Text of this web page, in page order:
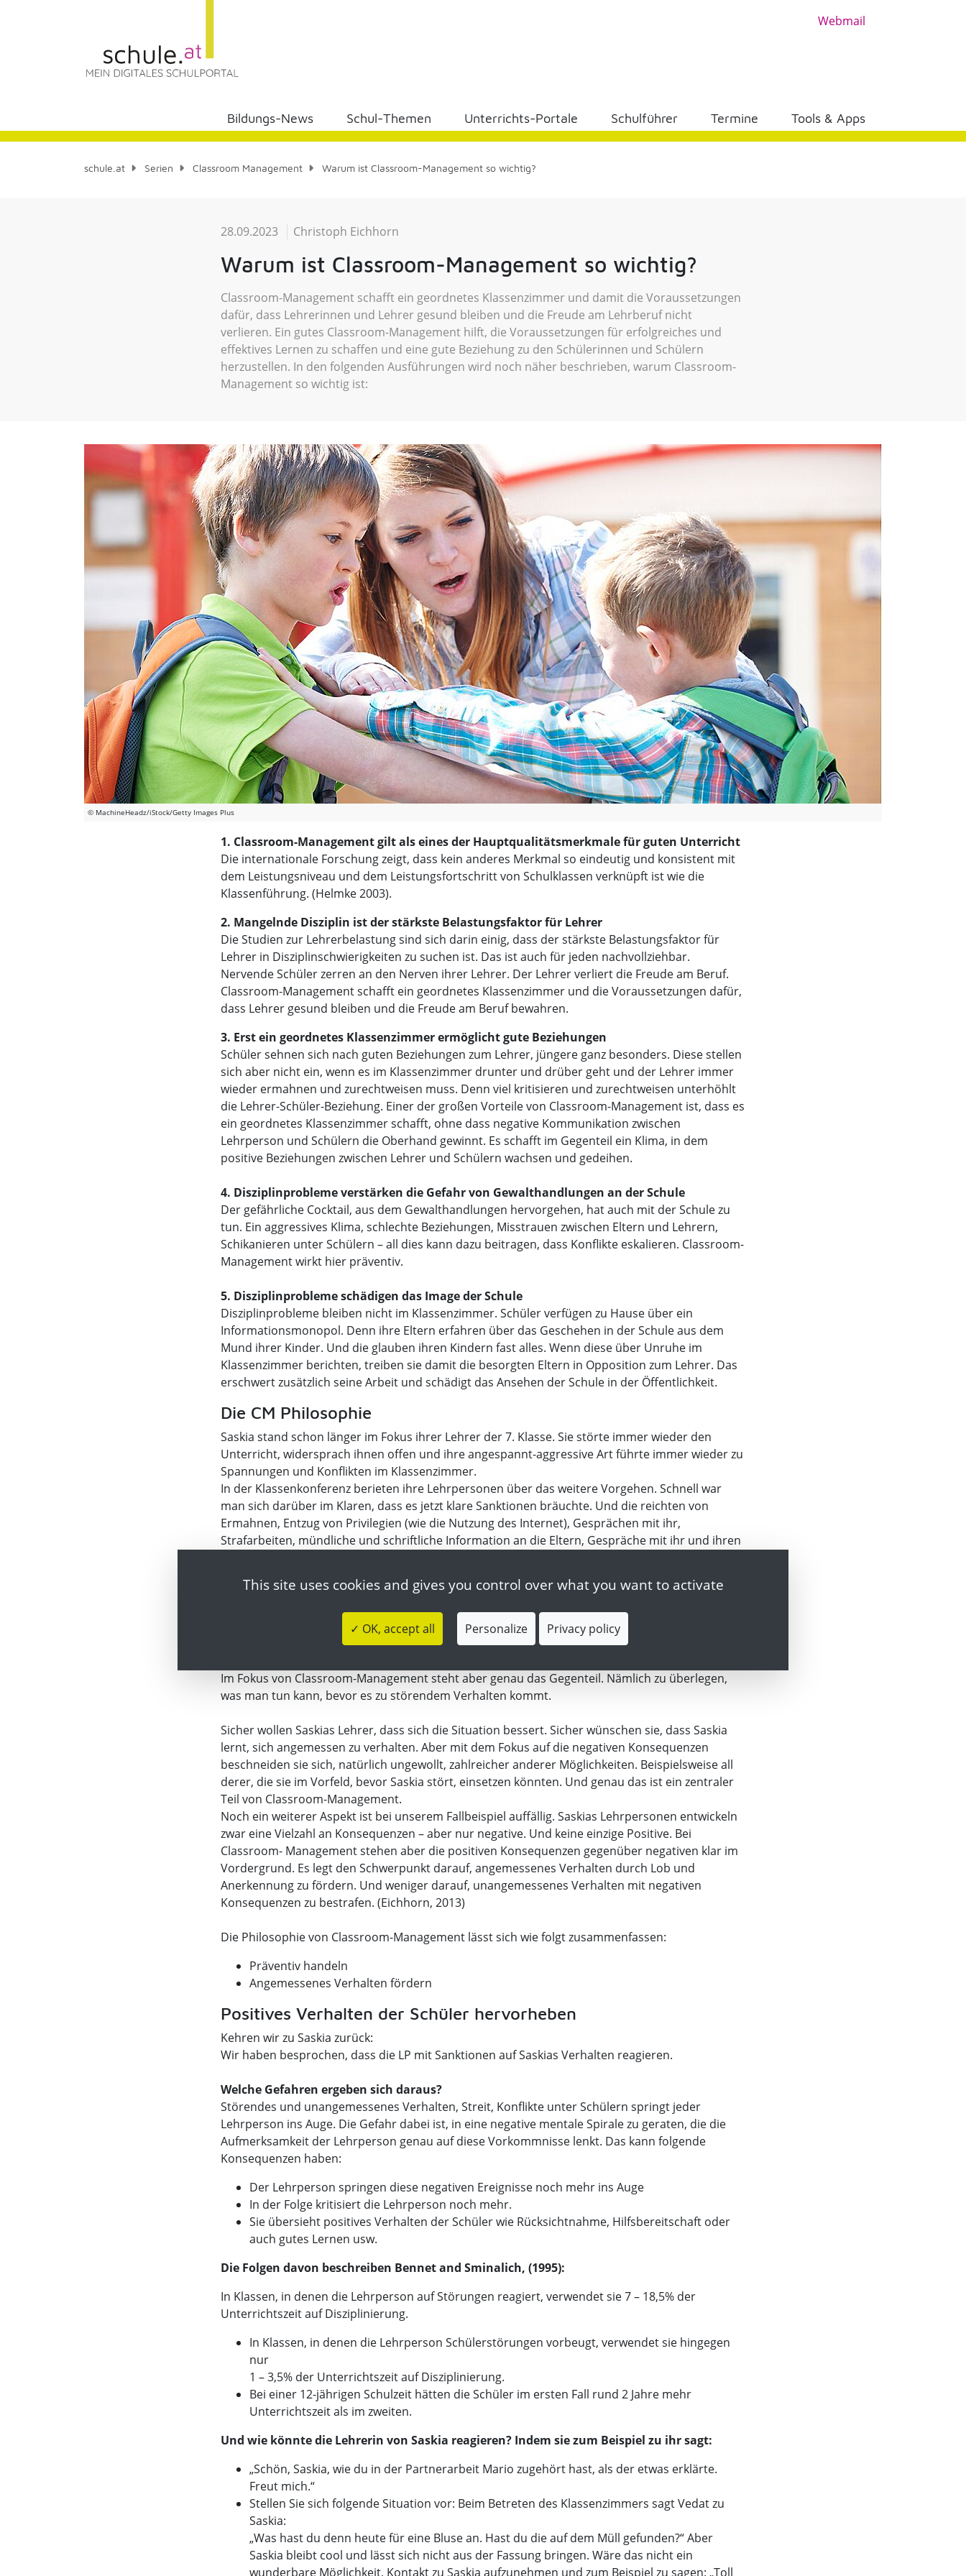
Webmail
Bildungs-News Schul-Themen Unterrichts-Portale Schulführer Termine Tools & Apps
schule.at Serien Classroom Management Warum ist Classroom-Management so wichtig?
28.09.2023 Christoph Eichhorn
Warum ist Classroom-Management so wichtig?
Classroom-Management schafft ein geordnetes Klassenzimmer und damit die Voraussetzungen
dafür, dass Lehrerinnen und Lehrer gesund bleiben und die Freude am Lehrberuf nicht
verlieren. Ein gutes Classroom-Management hilft, die Voraussetzungen für erfolgreiches und
effektives Lernen zu schaffen und eine gute Beziehung zu den Schülerinnen und Schülern
herzustellen. In den folgenden Ausführungen wird noch näher beschrieben, warum Classroom-
Management so wichtig ist:
© MachineHeadz/iStock/Getty Images Plus
1. Classroom-Management gilt als eines der Hauptqualitätsmerkmale für guten Unterricht
Die internationale Forschung zeigt, dass kein anderes Merkmal so eindeutig und konsistent mit
dem Leistungsniveau und dem Leistungsfortschritt von Schulklassen verknüpft ist wie die
Klassenführung. (Helmke 2003).
2. Mangelnde Disziplin ist der stärkste Belastungsfaktor für Lehrer
Die Studien zur Lehrerbelastung sind sich darin einig, dass der stärkste Belastungsfaktor für
Lehrer in Disziplinschwierigkeiten zu suchen ist. Das ist auch für jeden nachvollziehbar.
Nervende Schüler zerren an den Nerven ihrer Lehrer. Der Lehrer verliert die Freude am Beruf.
Classroom-Management schafft ein geordnetes Klassenzimmer und die Voraussetzungen dafür,
dass Lehrer gesund bleiben und die Freude am Beruf bewahren.
3. Erst ein geordnetes Klassenzimmer ermöglicht gute Beziehungen
Schüler sehnen sich nach guten Beziehungen zum Lehrer, jüngere ganz besonders. Diese stellen
sich aber nicht ein, wenn es im Klassenzimmer drunter und drüber geht und der Lehrer immer
wieder ermahnen und zurechtweisen muss. Denn viel kritisieren und zurechtweisen unterhöhlt
die Lehrer-Schüler-Beziehung. Einer der großen Vorteile von Classroom-Management ist, dass es
ein geordnetes Klassenzimmer schafft, ohne dass negative Kommunikation zwischen
Lehrperson und Schülern die Oberhand gewinnt. Es schafft im Gegenteil ein Klima, in dem
positive Beziehungen zwischen Lehrer und Schülern wachsen und gedeihen.
4. Disziplinprobleme verstärken die Gefahr von Gewalthandlungen an der Schule
Der gefährliche Cocktail, aus dem Gewalthandlungen hervorgehen, hat auch mit der Schule zu
tun. Ein aggressives Klima, schlechte Beziehungen, Misstrauen zwischen Eltern und Lehrern,
Schikanieren unter Schülern – all dies kann dazu beitragen, dass Konflikte eskalieren. Classroom-
Management wirkt hier präventiv.
5. Disziplinprobleme schädigen das Image der Schule
Disziplinprobleme bleiben nicht im Klassenzimmer. Schüler verfügen zu Hause über ein
Informationsmonopol. Denn ihre Eltern erfahren über das Geschehen in der Schule aus dem
Mund ihrer Kinder. Und die glauben ihren Kindern fast alles. Wenn diese über Unruhe im
Klassenzimmer berichten, treiben sie damit die besorgten Eltern in Opposition zum Lehrer. Das
erschwert zusätzlich seine Arbeit und schädigt das Ansehen der Schule in der Öffentlichkeit.
Die CM Philosophie
Saskia stand schon länger im Fokus ihrer Lehrer der 7. Klasse. Sie störte immer wieder den
Unterricht, widersprach ihnen offen und ihre angespannt-aggressive Art führte immer wieder zu
Spannungen und Konflikten im Klassenzimmer.
In der Klassenkonferenz berieten ihre Lehrpersonen über das weitere Vorgehen. Schnell war
man sich darüber im Klaren, dass es jetzt klare Sanktionen bräuchte. Und die reichten von
Ermahnen, Entzug von Privilegien (wie die Nutzung des Internet), Gesprächen mit ihr,
Strafarbeiten, mündliche und schriftliche Information an die Eltern, Gespräche mit ihr und ihren
Natürlich sind diese Vorschläge sinnvoll. Und natürlich braucht jede Schule und jede Lehrperson
ein System abgestufter Konsequenzen, wenn Schüler sich an vereinbarte Regeln nicht halten.
Dennoch: Alle Vorschläge dieser Lehrerkonferenz zielen einzig und allein darauf ab, zu reagieren,
nachdem Saskia gestört hat.
Im Fokus von Classroom-Management steht aber genau das Gegenteil. Nämlich zu überlegen,
was man tun kann, bevor es zu störendem Verhalten kommt.
Sicher wollen Saskias Lehrer, dass sich die Situation bessert. Sicher wünschen sie, dass Saskia
lernt, sich angemessen zu verhalten. Aber mit dem Fokus auf die negativen Konsequenzen
beschneiden sie sich, natürlich ungewollt, zahlreicher anderer Möglichkeiten. Beispielsweise all
derer, die sie im Vorfeld, bevor Saskia stört, einsetzen könnten. Und genau das ist ein zentraler
Teil von Classroom-Management.
Noch ein weiterer Aspekt ist bei unserem Fallbeispiel auffällig. Saskias Lehrpersonen entwickeln
zwar eine Vielzahl an Konsequenzen – aber nur negative. Und keine einzige Positive. Bei
Classroom- Management stehen aber die positiven Konsequenzen gegenüber negativen klar im
Vordergrund. Es legt den Schwerpunkt darauf, angemessenes Verhalten durch Lob und
Anerkennung zu fördern. Und weniger darauf, unangemessenes Verhalten mit negativen
Konsequenzen zu bestrafen. (Eichhorn, 2013)
Die Philosophie von Classroom-Management lässt sich wie folgt zusammenfassen:
Präventiv handeln
Angemessenes Verhalten fördern
Positives Verhalten der Schüler hervorheben
Kehren wir zu Saskia zurück:
Wir haben besprochen, dass die LP mit Sanktionen auf Saskias Verhalten reagieren.
Welche Gefahren ergeben sich daraus?
Störendes und unangemessenes Verhalten, Streit, Konflikte unter Schülern springt jeder
Lehrperson ins Auge. Die Gefahr dabei ist, in eine negative mentale Spirale zu geraten, die die
Aufmerksamkeit der Lehrperson genau auf diese Vorkommnisse lenkt. Das kann folgende
Konsequenzen haben:
Der Lehrperson springen diese negativen Ereignisse noch mehr ins Auge
In der Folge kritisiert die Lehrperson noch mehr.
Sie übersieht positives Verhalten der Schüler wie Rücksichtnahme, Hilfsbereitschaft oder
auch gutes Lernen usw.
Die Folgen davon beschreiben Bennet and Sminalich, (1995):
In Klassen, in denen die Lehrperson auf Störungen reagiert, verwendet sie 7 – 18,5% der
Unterrichtszeit auf Disziplinierung.
In Klassen, in denen die Lehrperson Schülerstörungen vorbeugt, verwendet sie hingegen
nur
1 – 3,5% der Unterrichtszeit auf Disziplinierung.
Bei einer 12-jährigen Schulzeit hätten die Schüler im ersten Fall rund 2 Jahre mehr
Unterrichtszeit als im zweiten.
Und wie könnte die Lehrerin von Saskia reagieren? Indem sie zum Beispiel zu ihr sagt:
„Schön, Saskia, wie du in der Partnerarbeit Mario zugehört hast, als der etwas erklärte.
Freut mich.“
Stellen Sie sich folgende Situation vor: Beim Betreten des Klassenzimmers sagt Vedat zu
Saskia:
„Was hast du denn heute für eine Bluse an. Hast du die auf dem Müll gefunden?“ Aber
Saskia bleibt cool und lässt sich nicht aus der Fassung bringen. Wäre das nicht ein
wunderbare Möglichkeit, Kontakt zu Saskia aufzunehmen und zum Beispiel zu sagen: „Toll
This site uses cookies and gives you control over what you want to activate
✓ OK, accept all Personalize Privacy policy